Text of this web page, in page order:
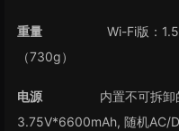
重量 Wi-Fi版：1.5磅（
（730g）
电源 内置不可拆卸的可
3.75V*6600mAh, 随机AC/